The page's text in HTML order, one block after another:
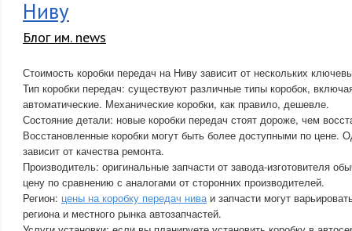
Ниву
Блог им. news
Стоимость коробки передач на Ниву зависит от нескольких
Тип коробки передач: существуют различные типы коробок,
автоматические. Механические коробки, как правило, дешевле.
Состояние детали: новые коробки передач стоят дороже, чем
Восстановленные коробки могут быть более доступными по цене.
зависит от качества ремонта.
Производитель: оригинальные запчасти от завода-изготовителя
цену по сравнению с аналогами от сторонних производителей.
Регион: цены на коробку передач ниваи запчасти могут
региона и местного рынка автозапчастей.